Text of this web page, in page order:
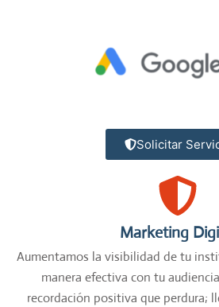
Solicitar
Marketing
Aumentamos la visibilidad de tu
manera efectiva con tu
recordación positiva que perdura;